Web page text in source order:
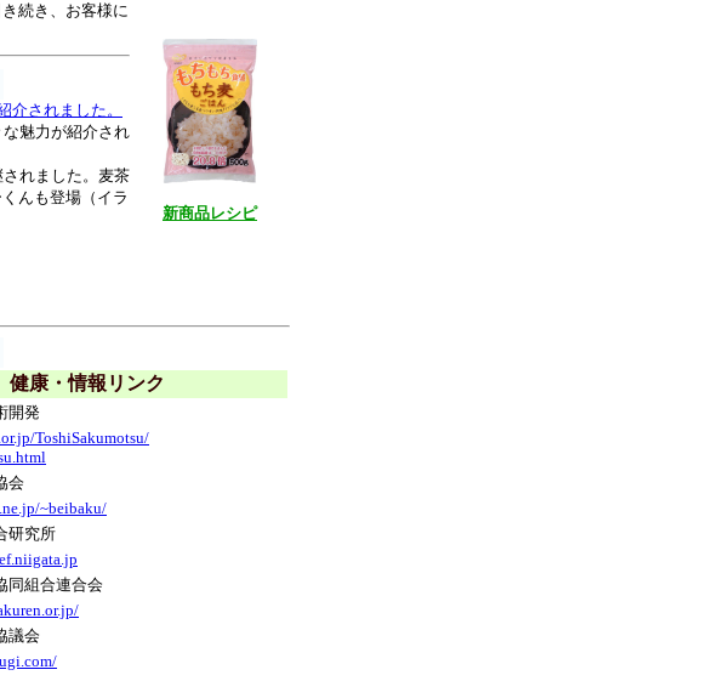
続き、お客様に
新商品レシピ
介されました。
魅力が紹介され
れました。麦茶
んも登場（イラ
健康・情報リンク
開発
ToshiSakumotsu/
会
~beibaku/
研究所
同組合連合会
議会